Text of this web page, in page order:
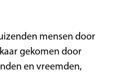
mensen door
gekomen door
en vreemden,